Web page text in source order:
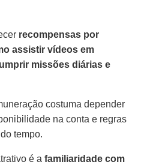
recompensas por
assistir vídeos em
missões diárias e
costuma depender
na conta e regras
tempo.
é a familiaridade com